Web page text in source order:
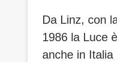
Da Linz, con
1986 la Luce
anche in